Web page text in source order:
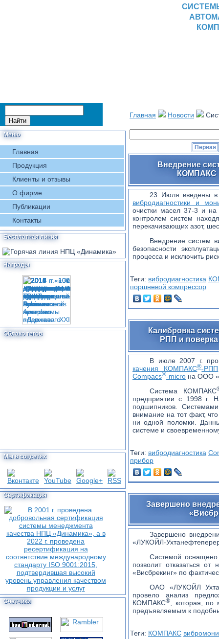
Меню
Главная
Продукция
Клиенты и отзывы
О фирме
Публикации
Контакты
Бесплатная линия
Награды
Облако тегов
Мы в соцсетях
Сертификация
Счетчики
Главная Новости
Первая
Внедрение
КОМПАКС
23 Июля введены в
вибродиагностики и
очистки масел 37-3 и
контролем систем
перекачивающих азот,
Внедрение систем
безопасности
процесса и исключить
Теги: вибродиагностика
поршневой компрессор
Калибровка
РПП и
В июле 2007 г.
качения КОМПАКС®-РПП
Compacs®-micro на ООО
Система КОМПАКС
предприятии с 1998 г.
подшипников.
внимание на тот факт,
ни одной поломки.
системе и
Теги: вибродиагностика
прибор
Завершено
Завершено
«ЛУКОЙЛ-
Системой
позволит отказаться
«Висбрекинг» по
ОАО «ЛУКОЙЛ
провело анализ
КОМПАКС®
, которая,
предъявляемым к
Теги: КОМПАКС